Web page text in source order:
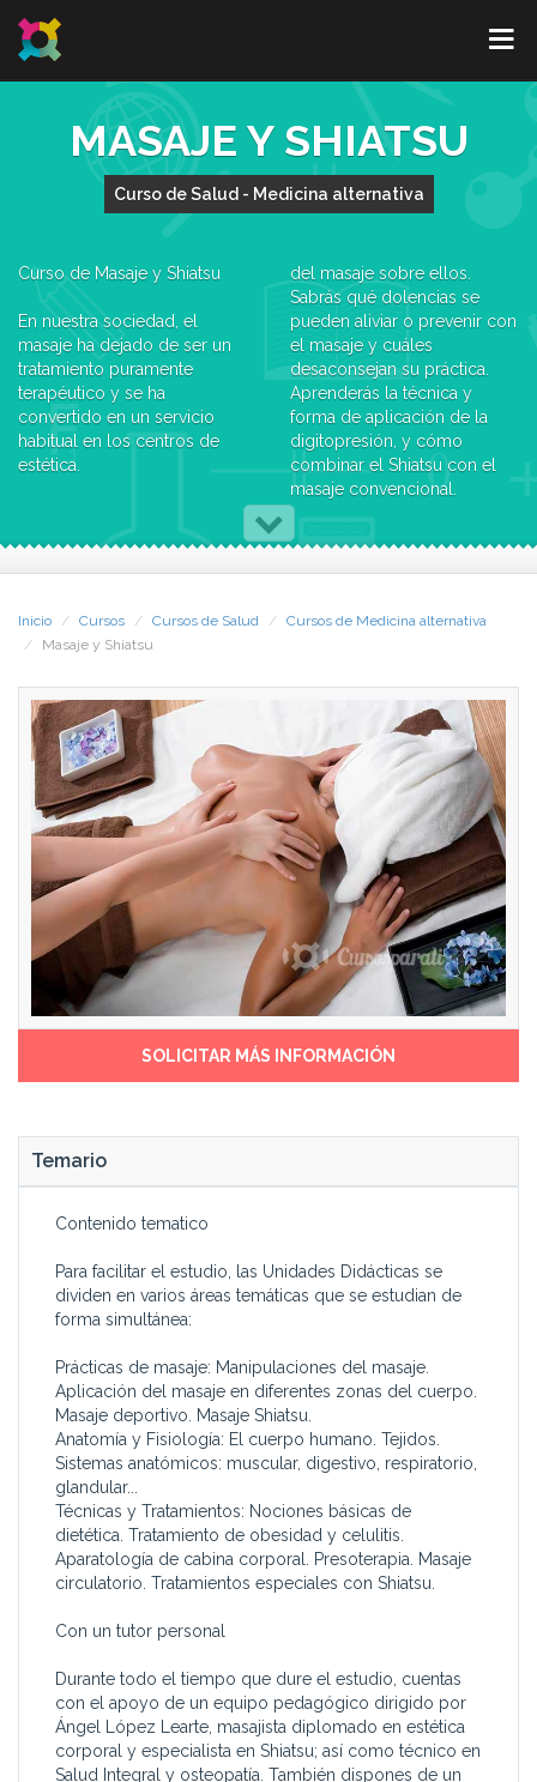
MASAJE Y SHIATSU
Curso de Salud - Medicina alternativa
Curso de Masaje y Shiatsu
En nuestra sociedad, el
masaje ha dejado de ser un
tratamiento puramente
terapéutico y se ha
convertido en un servicio
habitual en los centros de
estética.
técnica oriental antiquísima,
¿Trabajas en el sector de las
Naturopatía o de la Estética?
No lo dudes: amplía tu oferta
de servicios con el masaje
Shiatsu. Tus clientes te lo
agradecerán.
Objetivos y Destinatarios
El objetivo de este curso es
formarte como profesional
del masaje tradicional, y
sobre esta base desarrollar
la especialidad de Masaje
Shiatsu. Y para conseguirlo:
Aprenderás las maniobras
del masaje corporal: roces,
hachazos, petrissage...
Sabrás qué maniobras son
las más adecuadas para cada
de ejecución.
cuerpo humano y el efecto
del masaje sobre ellos.
Sabrás qué dolencias se
pueden aliviar o prevenir con
el masaje y cuáles
desaconsejan su práctica.
Aprenderás la técnica y
forma de aplicación de la
digitopresión, y cómo
combinar el Shiatsu con el
masaje convencional.
Aprenderás a utilizar el
masaje en el contexto de la
alternativas o de la estética.
También para familiares o
cuidadores de ancianos o
enfermos de larga duración,
especialmente cuando la
actividad física está muy
reducida.
La duración del Curso es de
aproximadamente 210 horas
de estudio
Salidas Profesionales
multitud de salidas
profesionales en los centros
en cabinas de estética, etc.
es, asimismo, un mérito muy
Inicio Cursos Cursos de Salud
Cursos de Medicina alternativa
Masaje y Shiatsu
SOLICITAR MÁS INFORMACIÓN
Temario
Contenido tematico
Para facilitar el estudio, las Unidades Didácticas se
dividen en varios áreas temáticas que se estudian de
forma simultánea:
Prácticas de masaje: Manipulaciones del masaje.
Aplicación del masaje en diferentes zonas del cuerpo.
Masaje deportivo. Masaje Shiatsu.
Anatomía y Fisiología: El cuerpo humano. Tejidos.
Sistemas anatómicos: muscular, digestivo, respiratorio,
glandular...
Técnicas y Tratamientos: Nociones básicas de
dietética. Tratamiento de obesidad y celulitis.
Aparatología de cabina corporal. Presoterapia. Masaje
circulatorio. Tratamientos especiales con Shiatsu.
Con un tutor personal
Durante todo el tiempo que dure el estudio, cuentas
con el apoyo de un equipo pedagógico dirigido por
Ángel López Learte, masajista diplomado en estética
corporal y especialista en Shiatsu; así como técnico en
Salud Integral y osteopatía. También dispones de un